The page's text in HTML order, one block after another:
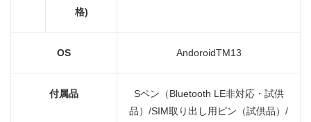
格)
OS AndoroidTM13
付属品
Sペン（Bluetooth LE非対応・試供
品）/SIM取り出し用ピン（試供品）/